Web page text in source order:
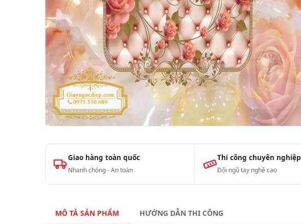
Giao hàng toàn quốc
Nhanh chóng - An toàn
Thi công chuyên nghiệp
Đội ngũ tay nghề cao
MÔ TẢ SẢN PHẨM HƯỚNG DẪN THI CÔNG